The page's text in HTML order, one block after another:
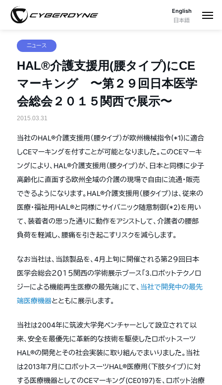
English
日本語
ニュース
HAL®介護支援用(腰タイプ)にCE
マーキング 〜第２９回日本医学
会総会２０１５関西で展示〜
2015.03.31
当社のHAL®介護支援用（腰タイプ）が欧州機械指令(*1)に適合
しCEマーキングを付すことが可能となりました。このCEマーキ
ングにより、HAL®介護支援用（腰タイプ）が、日本と同様に少子
高齢化に直面する欧州全域の介護の現場で自由に流通・販売
できるようになります。HAL®介護支援用（腰タイプ）は、従来の
医療・福祉用ＨＡＬ®と同様にサイバニック随意制御(*2)を用い
て、装着者の思った通りに動作をアシストして、介護者の腰部
負荷を軽減し、腰痛を引き起こすリスクを減らします。
なお当社は、当該製品を、4月上旬に開催される第２９回日本
医学会総会２０１５関西の学術展示ブース「3.ロボットテクノロ
ジーによる機能再生医療の最先端」にて、 当社で開発中の最先
端医療機器とともに展示します。
当社は2004年に筑波大学発ベンチャーとして設立されて以
来、安全を最優先に革新的な技術を駆使したロボットスーツ
HAL®の開発とその社会実装に取り組んでまいりました。当社
は2013年7月にロボットスーツHAL®医療用（下肢タイプ）に対
する医療機器としてのCEマーキング(CE0197)を、ロボット治療